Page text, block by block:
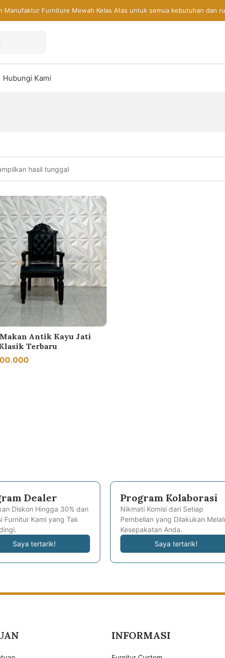
Manufaktur Furniture Mewah Kelas Atas untuk semua kebutuhan dan
Hubungi Kami
hasil tunggal
Antik Kayu Jati
Terbaru
Dealer
Diskon Hingga 30% dan
Furnitur Kami yang Tak
Saya tertarik!
Program Kolaborasi
Nikmati Komisi dari Setiap
Pembelian yang Dilakukan
Kesepakatan Anda.
Saya tertarik!
INFORMASI